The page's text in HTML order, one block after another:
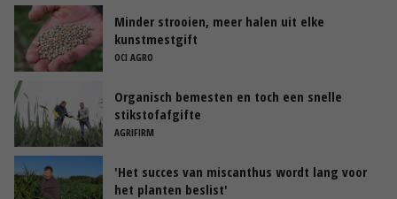
Minder strooien, meer halen uit elke
kunstmestgift
OCI AGRO
Organisch bemesten en toch een snelle
stikstofafgifte
AGRIFIRM
'Het succes van miscanthus wordt lang voor
het planten beslist'